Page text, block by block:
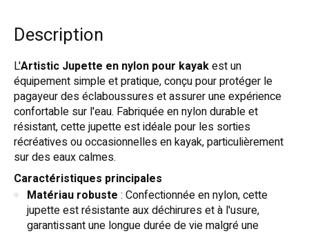
Description
L'Artistic Jupette en nylon pour kayakest un
équipement simple et pratique, conçu pour protéger le
pagayeur des éclaboussures et assurer une expérience
confortable sur l'eau. Fabriquée en nylon durable et
résistant, cette jupette est idéale pour les sorties
récréatives ou occasionnelles en kayak, particulièrement
sur des eaux calmes.
Caractéristiques principales
Matériau robuste : Confectionnée en nylon, cette
jupette est résistante aux déchirures et à l'usure,
garantissant une longue durée de vie malgré une